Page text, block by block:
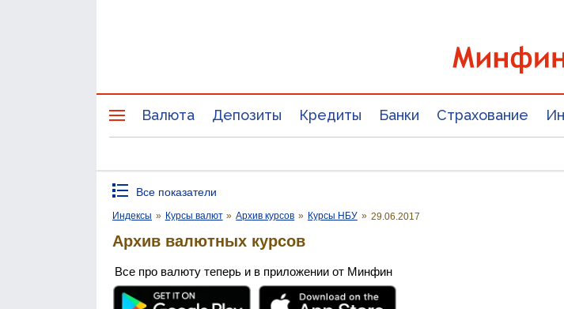
Валюта Депозиты Кредиты Банки Страхование
Все показатели
Индексы » Курсы валют » Архив курсов » Курсы НБУ » 29.06.2017
Архив валютных курсов
Все про валюту теперь и в приложении от Минфин